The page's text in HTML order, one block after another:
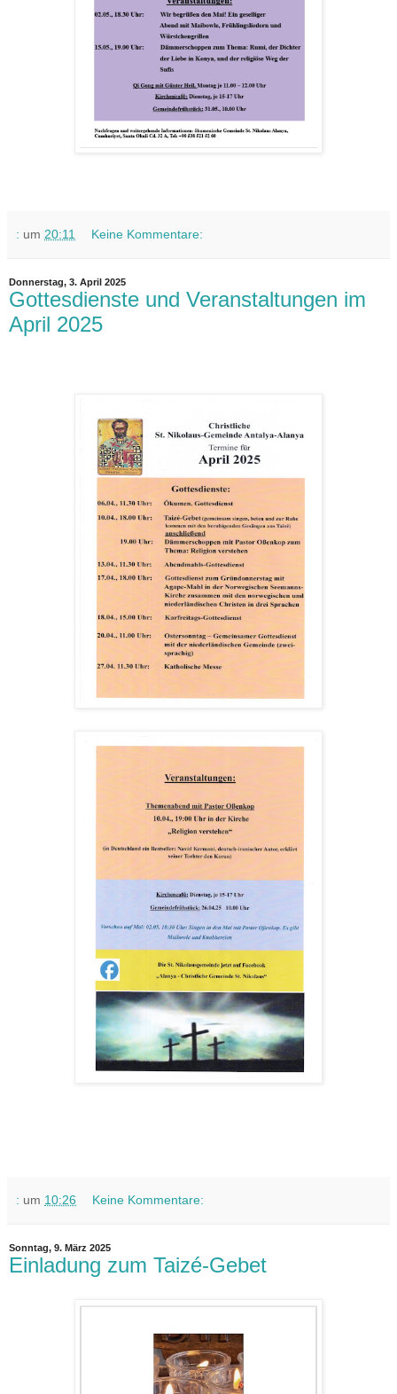
: um 20:11 Keine Kommentare:
Donnerstag, 3. April 2025
Gottesdienste und Veranstaltungen im
April 2025
: um 10:26 Keine Kommentare:
Sonntag, 9. März 2025
Einladung zum Taizé-Gebet